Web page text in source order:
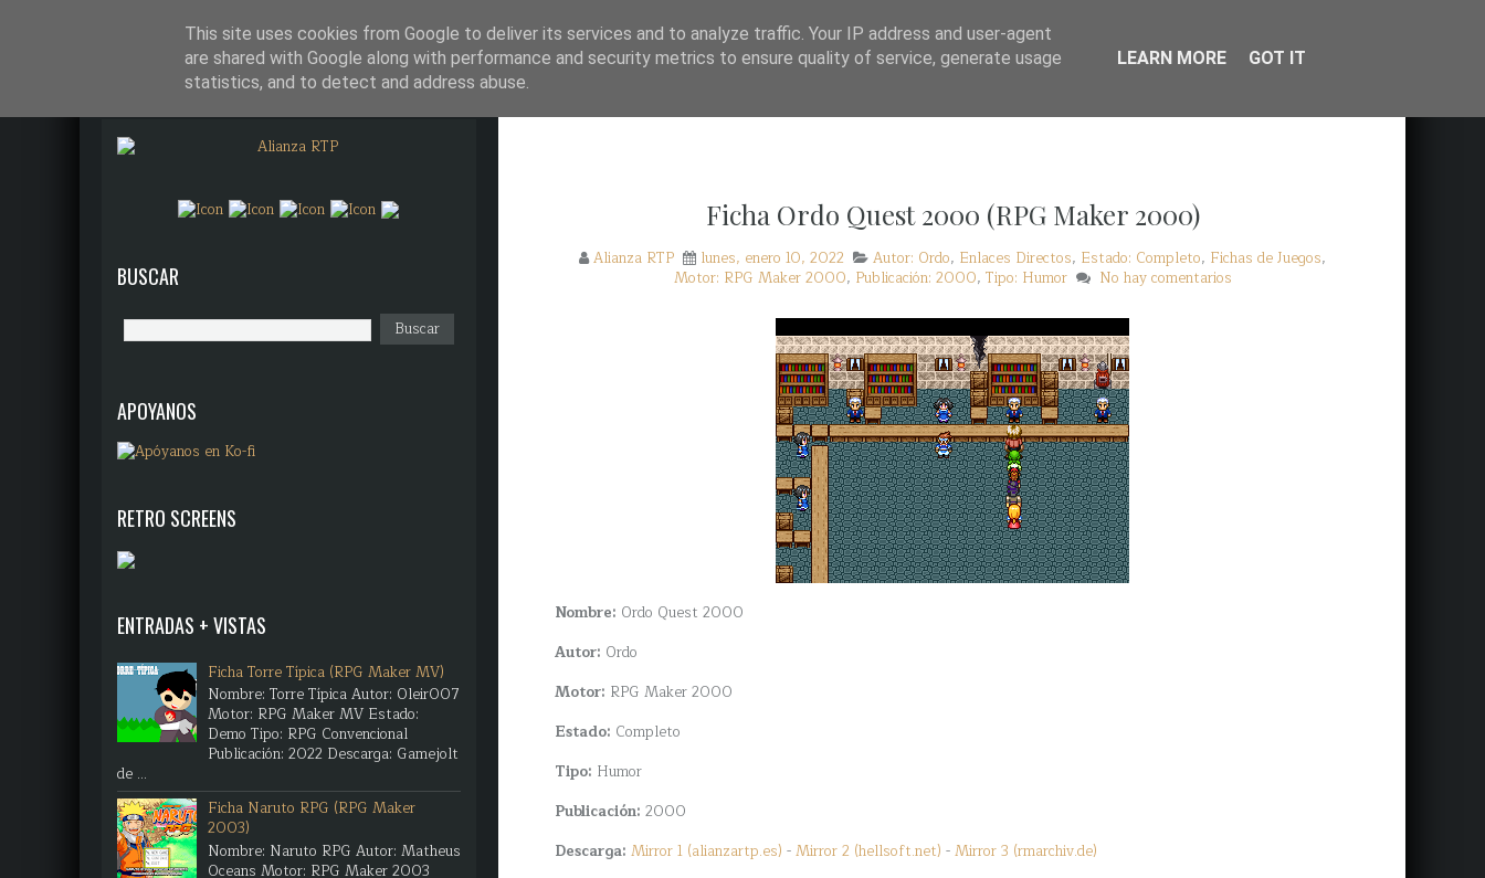
Ficha Ordo Quest 2000 (RPG Maker 2000)
Alianza RTP lunes, enero 10, 2022 Autor: Ordo, Enlaces Directos, Estado: Completo, Fichas de Juegos,
Motor: RPG Maker 2000, Publicación: 2000, Tipo: Humor No hay comentarios
Nombre: Ordo Quest 2000
Autor: Ordo
Motor: RPG Maker 2000
Estado: Completo
Tipo: Humor
Publicación: 2000
Descarga: Mirror 1 (alianzartp.es) -Mirror 2 (hellsoft.net) -Mirror 3 (rmarchiv.de)
BUSCAR
APOYANOS
RETRO SCREENS
ENTRADAS + VISTAS
Ficha Torre Típica (RPG Maker MV)
Nombre: Torre Típica Autor: Oleir007
Motor: RPG Maker MV Estado:
Demo Tipo: RPG Convencional
Publicación: 2022 Descarga: Gamejolt
de ...
Ficha Naruto RPG (RPG Maker
2003)
Nombre: Naruto RPG Autor: Matheus
Oceans Motor: RPG Maker 2003
This site uses cookies from Google to deliver its services and to analyze traffic. Your IP address and user-agent
are shared with Google along with performance and security metrics to ensure quality of service, generate usage
statistics, and to detect and address abuse.
LEARN MORE GOT IT